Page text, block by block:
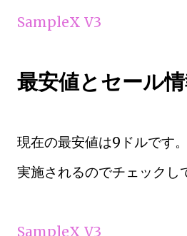
SampleX V3
最安値とセール
現在の最安値は9ドルです
実施されるのでチェックし
SampleX V3